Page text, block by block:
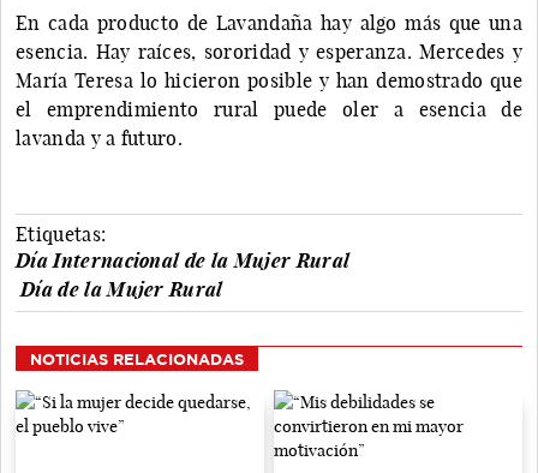
En cada producto de Lavandaña hay algo más que una
esencia. Hay raíces, sororidad y esperanza. Mercedes y
María Teresa lo hicieron posible y han demostrado que
el emprendimiento rural puede oler a esencia de
lavanda y a futuro.
Etiquetas:
Día Internacional de la Mujer Rural
Día de la Mujer Rural
NOTICIAS RELACIONADAS